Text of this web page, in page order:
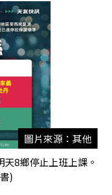
圖片來源：其他
8鄉停止上班上課。
)